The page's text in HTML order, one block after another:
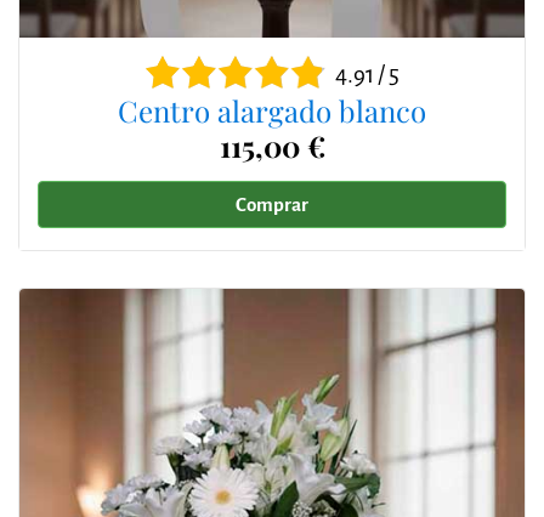
4.91 / 5
Centro alargado blanco
115,00 €
Comprar